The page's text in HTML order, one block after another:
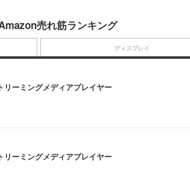
売れ筋ランキング
ーミングメディアプレイヤー
ーミングメディアプレイヤー
ディスプレイ